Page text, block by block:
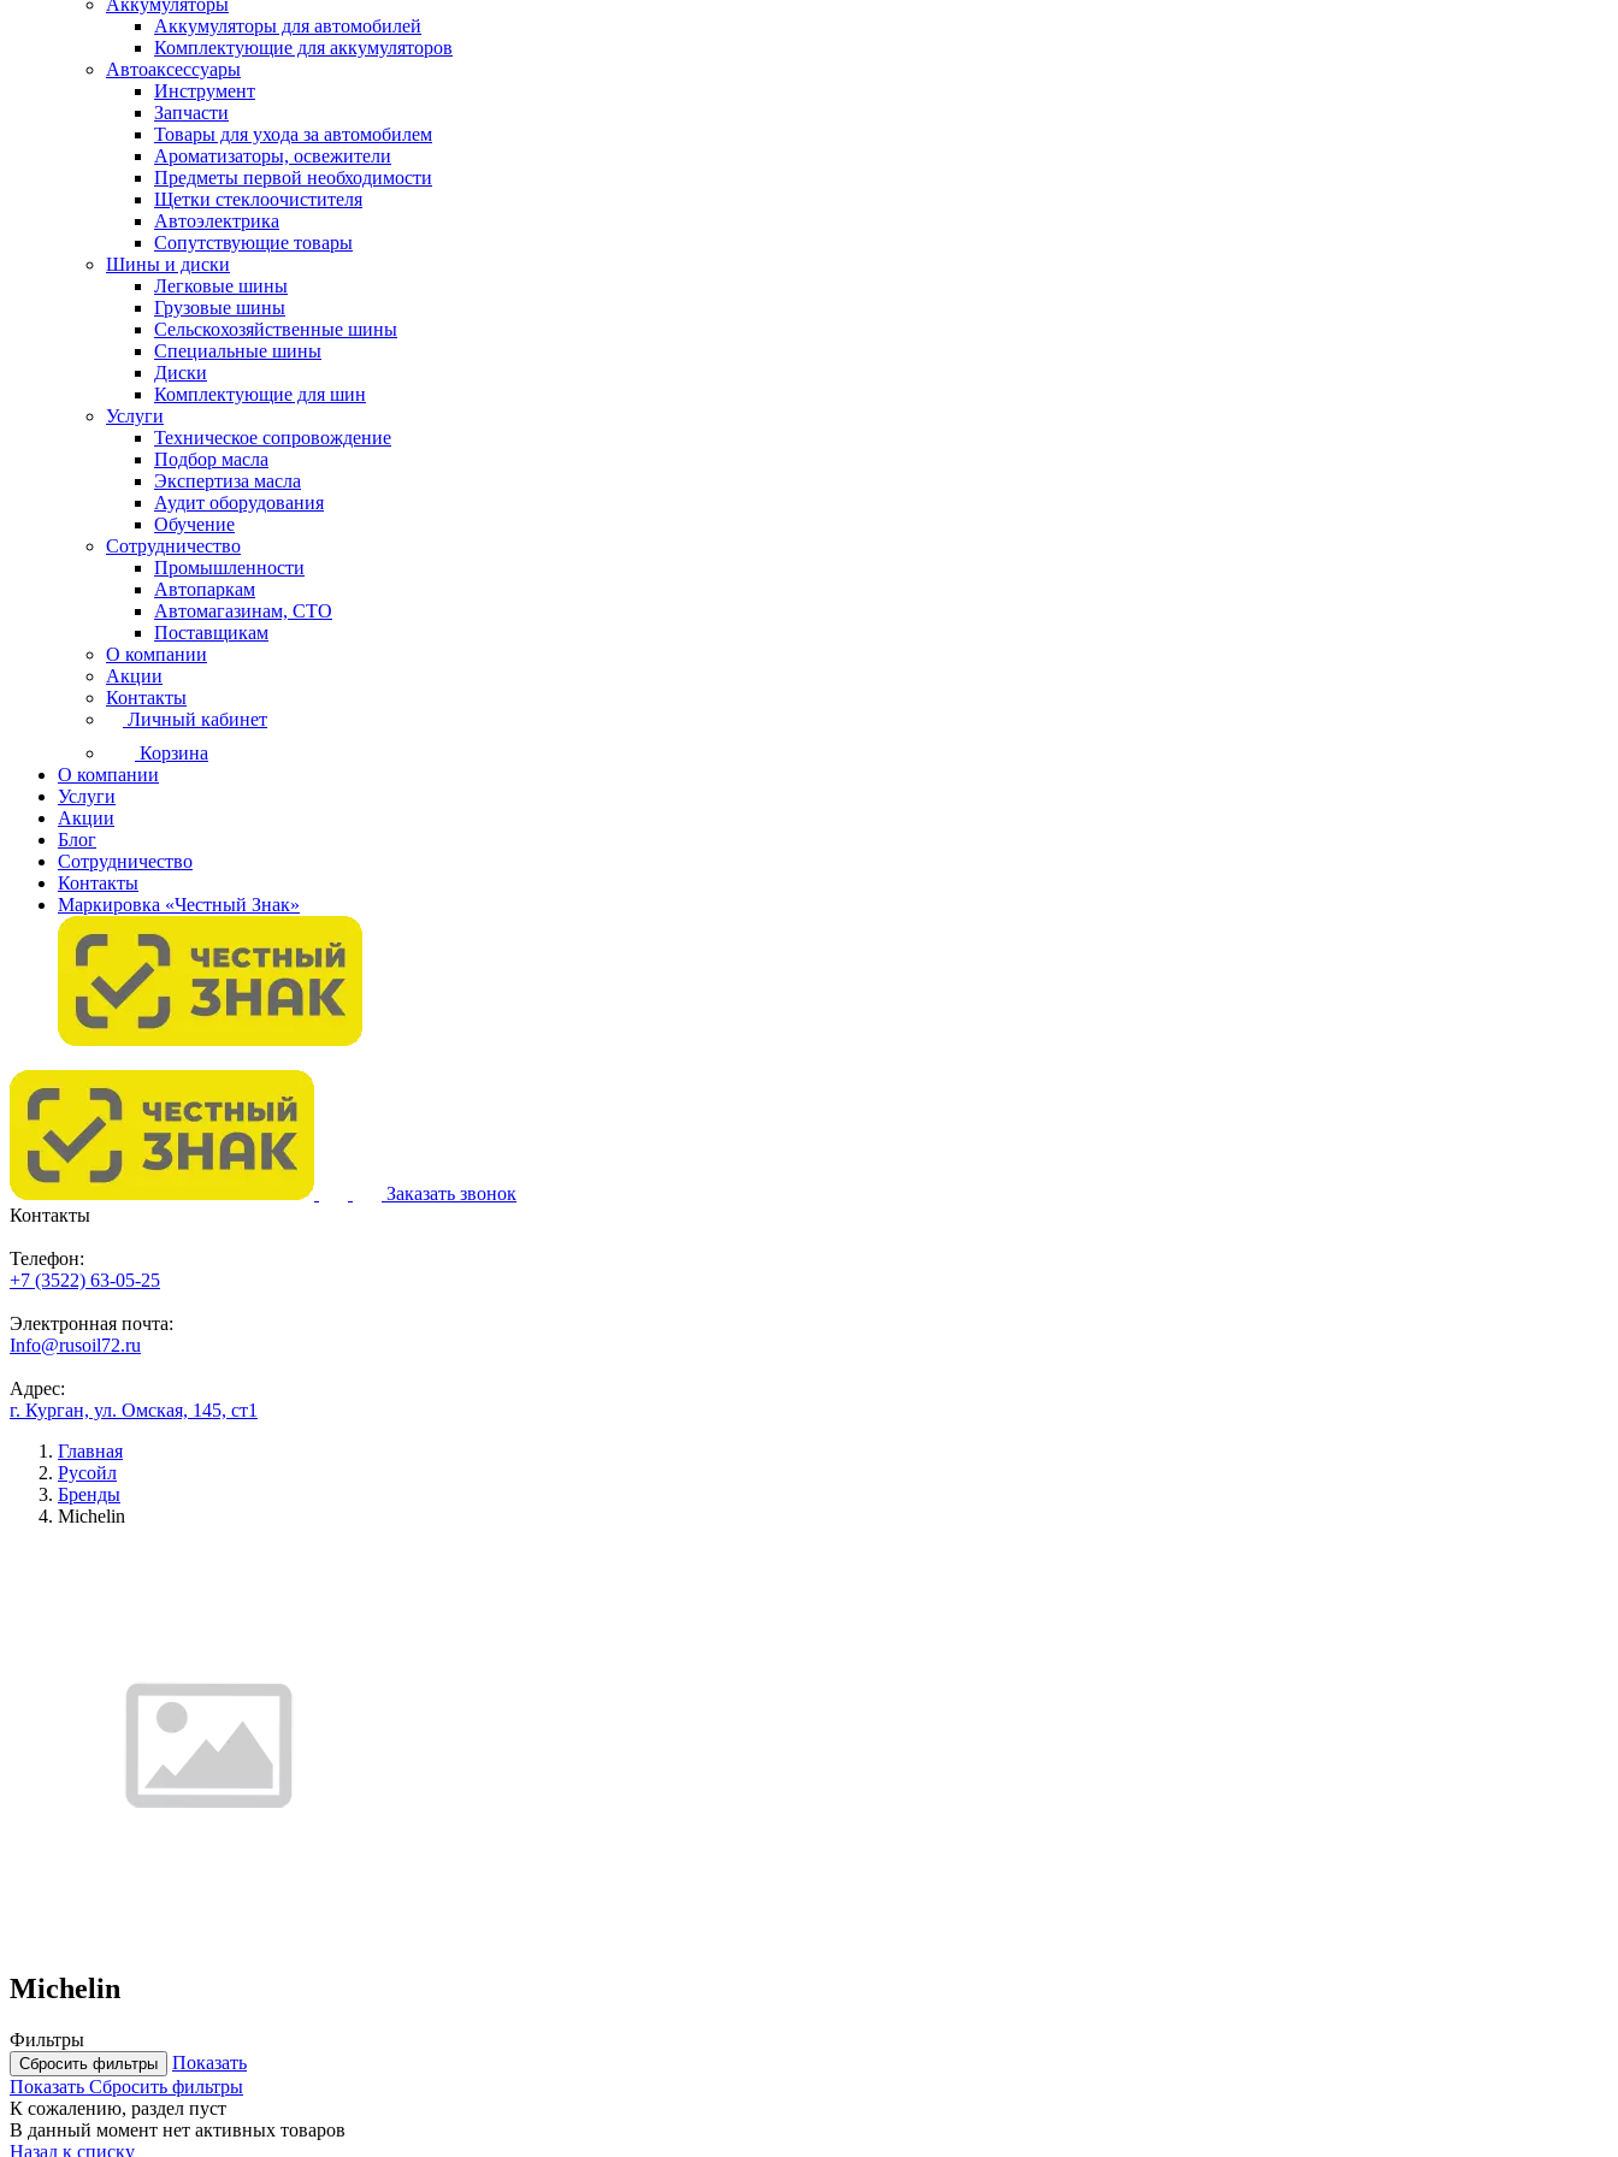
Аккумуляторы
Аккумуляторы для автомобилей
Комплектующие для аккумуляторов
Автоаксессуары
Инструмент
Запчасти
Товары для ухода за автомобилем
Ароматизаторы, освежители
Предметы первой необходимости
Щетки стеклоочистителя
Автоэлектрика
Сопутствующие товары
Шины и диски
Легковые шины
Грузовые шины
Сельскохозяйственные шины
Специальные шины
Диски
Комплектующие для шин
Услуги
Техническое сопровождение
Подбор масла
Экспертиза масла
Аудит оборудования
Обучение
Сотрудничество
Промышленности
Автопаркам
Автомагазинам, СТО
Поставщикам
О компании
Акции
Контакты
Личный кабинет
Корзина
О компании
Услуги
Акции
Блог
Сотрудничество
Контакты
Маркировка «Честный Знак»
Заказать звонок
Контакты
Телефон:
+7 (3522) 63-05-25
Электронная почта:
Info@rusoil72.ru
Адрес:
г. Курган, ул. Омская, 145, ст1
Главная
Русойл
Бренды
Michelin
Michelin
Фильтры
Сбросить фильтры
Показать
Показать Сбросить фильтры
К сожалению, раздел пуст
В данный момент нет активных товаров
Назад к списку